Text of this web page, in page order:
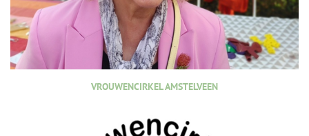
VROUWENCIRKEL AMSTELVEEN